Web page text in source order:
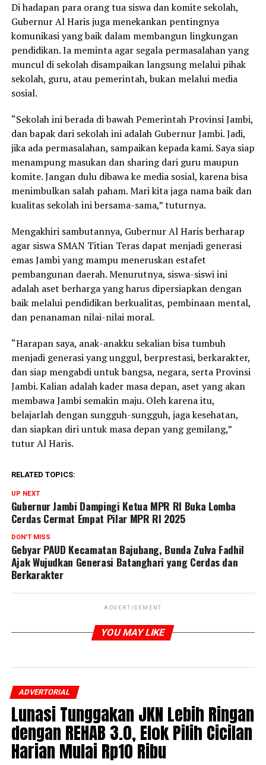
Di hadapan para orang tua siswa dan komite sekolah,
Gubernur Al Haris juga menekankan pentingnya
komunikasi yang baik dalam membangun lingkungan
pendidikan. Ia meminta agar segala permasalahan yang
muncul di sekolah disampaikan langsung melalui pihak
sekolah, guru, atau pemerintah, bukan melalui media
sosial.
“Sekolah ini berada di bawah Pemerintah Provinsi Jambi,
dan bapak dari sekolah ini adalah Gubernur Jambi. Jadi,
jika ada permasalahan, sampaikan kepada kami. Saya siap
menampung masukan dan sharing dari guru maupun
komite. Jangan dulu dibawa ke media sosial, karena bisa
menimbulkan salah paham. Mari kita jaga nama baik dan
kualitas sekolah ini bersama-sama,” tuturnya.
Mengakhiri sambutannya, Gubernur Al Haris berharap
agar siswa SMAN Titian Teras dapat menjadi generasi
emas Jambi yang mampu meneruskan estafet
pembangunan daerah. Menurutnya, siswa-siswi ini
adalah aset berharga yang harus dipersiapkan dengan
baik melalui pendidikan berkualitas, pembinaan mental,
dan penanaman nilai-nilai moral.
“Harapan saya, anak-anakku sekalian bisa tumbuh
menjadi generasi yang unggul, berprestasi, berkarakter,
dan siap mengabdi untuk bangsa, negara, serta Provinsi
Jambi. Kalian adalah kader masa depan, aset yang akan
membawa Jambi semakin maju. Oleh karena itu,
belajarlah dengan sungguh-sungguh, jaga kesehatan,
dan siapkan diri untuk masa depan yang gemilang,”
tutur Al Haris.
RELATED TOPICS:
UP NEXT
Gubernur Jambi Dampingi Ketua MPR RI Buka Lomba
Cerdas Cermat Empat Pilar MPR RI 2025
DON'T MISS
Gebyar PAUD Kecamatan Bajubang, Bunda Zulva Fadhil
Ajak Wujudkan Generasi Batanghari yang Cerdas dan
Berkarakter
ADVERTISEMENT
YOU MAY LIKE
ADVERTORIAL
Lunasi Tunggakan JKN Lebih Ringan
dengan REHAB 3.0, Elok Pilih Cicilan
Harian Mulai Rp10 Ribu